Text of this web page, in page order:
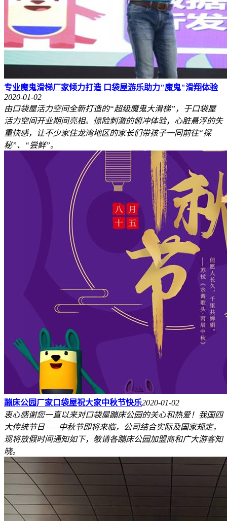
专业魔鬼滑梯厂家倾力打造 口袋屋游乐助力"魔鬼"滑翔体验
2020-01-02
由口袋屋活力空间全新打造的“超级魔鬼大滑梯”，于口袋屋
活力空间开业期间亮相。惊险刺激的俯冲体验，心脏悬浮的失
重快感，让不少家住龙湾地区的家长们带孩子一同前往“探
秘”、“尝鲜”。
蹦床公园厂家口袋屋祝大家中秋节快乐2020-01-02
衷心感谢您一直以来对口袋屋蹦床公园的关心和热爱！我国四
大传统节日——中秋节即将来临，公司结合实际及国家规定，
现将放假时间通知如下，敬请各蹦床公园加盟商和广大游客知
晓。